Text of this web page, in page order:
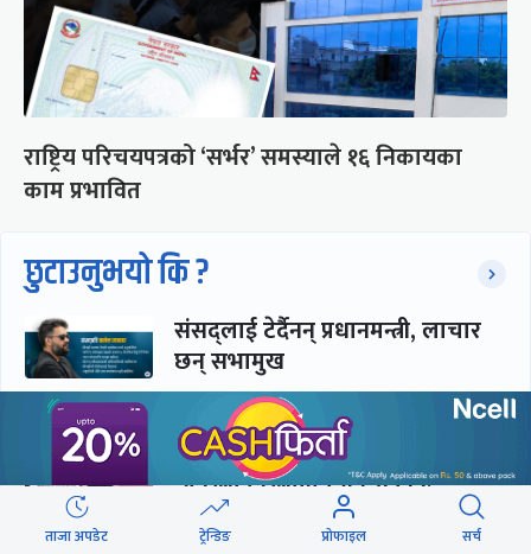
राष्ट्रिय परिचयपत्रको ‘सर्भर’ समस्याले १६ निकायका
काम प्रभावित
छुटाउनुभयो कि ?
संसद्लाई टेर्दैनन् प्रधानमन्त्री, लाचार
छन् सभामुख
‘अस्थायी प्रकृतिको अध्यादेशले ऐनको
व्यवस्था विस्थापित गर्न सक्दैन’
ताजा अपडेट ट्रेन्डिङ प्रोफाइल सर्च